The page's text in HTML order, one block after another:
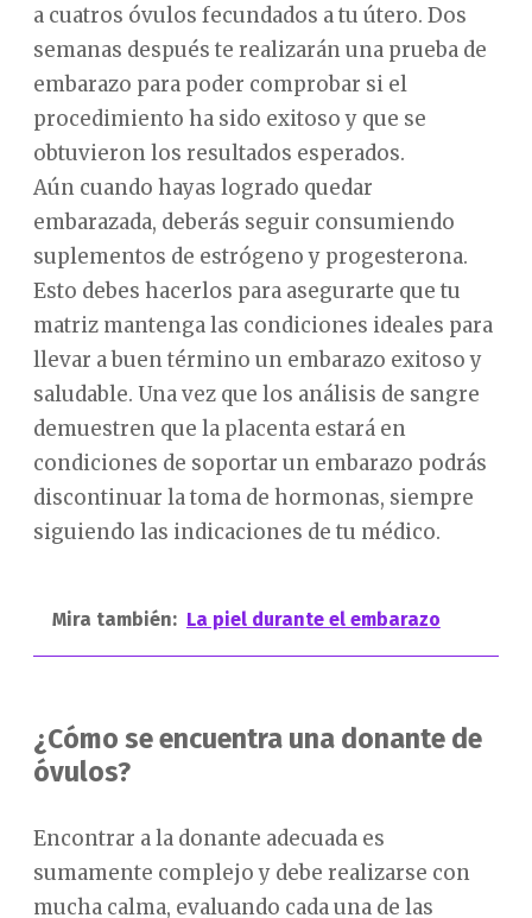
a cuatros óvulos fecundados a tu útero. Dos
semanas después te realizarán una prueba de
embarazo para poder comprobar si el
procedimiento ha sido exitoso y que se
obtuvieron los resultados esperados.
Aún cuando hayas logrado quedar
embarazada, deberás seguir consumiendo
suplementos de estrógeno y progesterona.
Esto debes hacerlos para asegurarte que tu
matriz mantenga las condiciones ideales para
llevar a buen término un embarazo exitoso y
saludable. Una vez que los análisis de sangre
demuestren que la placenta estará en
condiciones de soportar un embarazo podrás
discontinuar la toma de hormonas, siempre
siguiendo las indicaciones de tu médico.
Mira también: La piel durante el embarazo
¿Cómo se encuentra una donante de
óvulos?
Encontrar a la donante adecuada es
sumamente complejo y debe realizarse con
mucha calma, evaluando cada una de las